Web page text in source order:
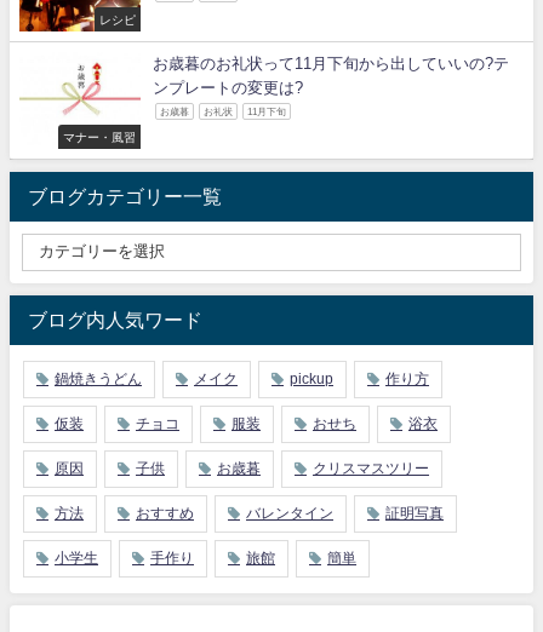
レシピ
マナー・風習
お歳暮のお礼状って11月下旬から出していいの?テ
ンプレートの変更は?
お歳暮 お礼状 11月下旬
ブログカテゴリー一覧
ブログ内人気ワード
鍋焼きうどん メイク pickup 作り方
仮装 チョコ 服装 おせち 浴衣
原因 子供 お歳暮 クリスマスツリー
方法 おすすめ バレンタイン 証明写真
小学生 手作り 旅館 簡単